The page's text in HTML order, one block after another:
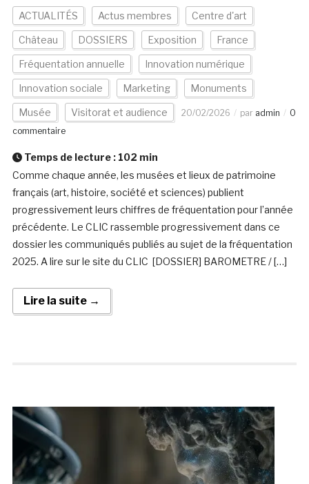
ACTUALITÉS Actus membres Centre d'art
Château DOSSIERS Exposition France
Fréquentation annuelle Innovation numérique
Innovation sociale Marketing Monuments
Musée Visitorat et audience 20/02/2026 par admin
0
commentaire
Temps de lecture : 102 min
Comme chaque année, les musées et lieux de patrimoine
français (art, histoire, société et sciences) publient
progressivement leurs chiffres de fréquentation pour l’année
précédente. Le CLIC rassemble progressivement dans ce
dossier les communiqués publiés au sujet de la fréquentation
2025. A lire sur le site du CLIC [DOSSIER] BAROMETRE / […]
Lire la suite →